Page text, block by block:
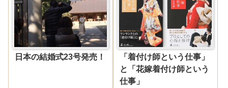
日本の結婚式23号発売！
「着付け師という仕事」
と「花嫁着付け師という
仕事」